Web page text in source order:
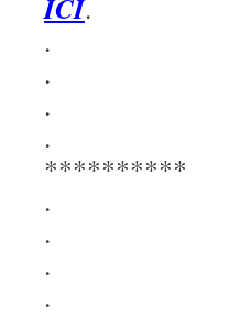
.
.
.
.
.
**********
.
.
.
.